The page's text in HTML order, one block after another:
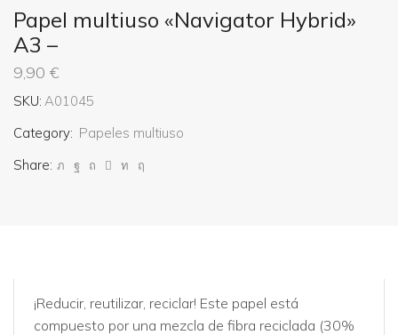
Papel multiuso «Navigator Hybrid»
A3 –
9,90 €
SKU: A01045
Category: Papeles multiuso
Share:
¡Reducir, reutilizar, reciclar! Este papel está
compuesto por una mezcla de fibra reciclada (30%